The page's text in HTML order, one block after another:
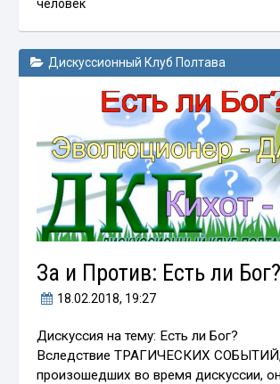
человек
Дискуссионный Клуб Полтава
За и Против: Есть ли Бог?
18.02.2018, 19:27
Дискуссия на тему: Есть ли Бог?
Вследствие ТРАГИЧЕСКИХ
произошедших во время дискуссии,